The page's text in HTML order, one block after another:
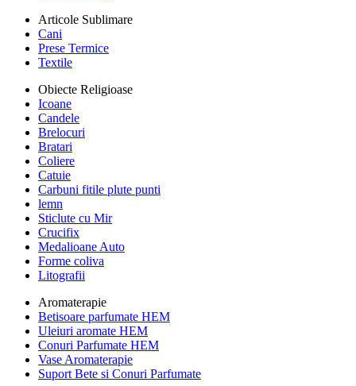
Articole Sublimare
Cani
Prese Termice
Textile
Obiecte Religioase
Icoane
Candele
Brelocuri
Bratari
Coliere
Catuie
Carbuni fitile plute punti
lemn
Sticlute cu Mir
Crucifix
Medalioane Auto
Forme coliva
Litografii
Aromaterapie
Betisoare parfumate HEM
Uleiuri aromate HEM
Conuri Parfumate HEM
Vase Aromaterapie
Suport Bete si Conuri Parfumate